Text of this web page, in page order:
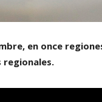
en once